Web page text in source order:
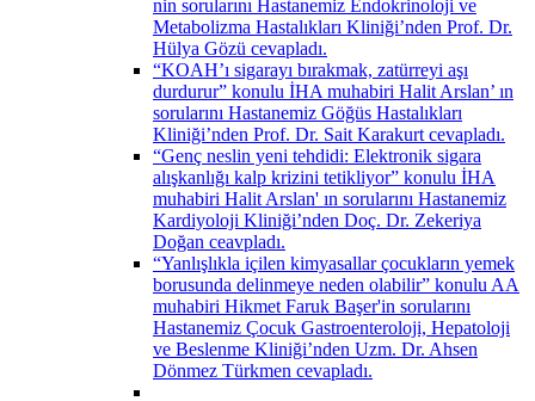
nin sorularını Hastanemiz Endokrinoloji ve
Metabolizma Hastalıkları Kliniği’nden Prof. Dr.
Hülya Gözü cevapladı.
“KOAH’ı sigarayı bırakmak, zatürreyi aşı
durdurur” konulu İHA muhabiri Halit Arslan’ ın
sorularını Hastanemiz Göğüs Hastalıkları
Kliniği’nden Prof. Dr. Sait Karakurt cevapladı.
“Genç neslin yeni tehdidi: Elektronik sigara
alışkanlığı kalp krizini tetikliyor” konulu İHA
muhabiri Halit Arslan' ın sorularını Hastanemiz
Kardiyoloji Kliniği’nden Doç. Dr. Zekeriya
Doğan ceavpladı.
“Yanlışlıkla içilen kimyasallar çocukların yemek
borusunda delinmeye neden olabilir” konulu AA
muhabiri Hikmet Faruk Başer'in sorularını
Hastanemiz Çocuk Gastroenteroloji, Hepatoloji
ve Beslenme Kliniği’nden Uzm. Dr. Ahsen
Dönmez Türkmen cevapladı.